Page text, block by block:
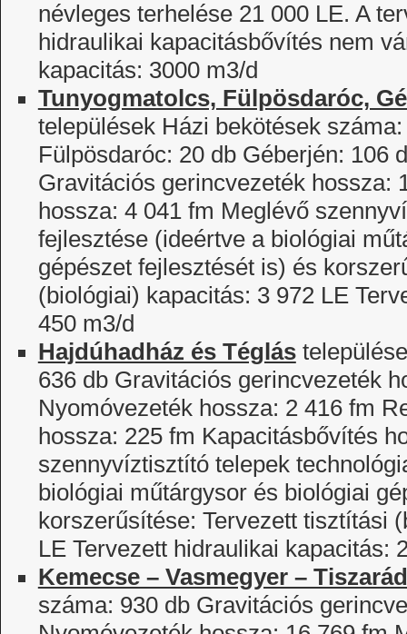
névleges terhelése 21 000 LE. A
hidraulikai kapacitásbővítés nem
kapacitás: 3000 m3/d
Tunyogmatolcs, Fülpösdaróc,
települések Házi bekötések
Fülpösdaróc: 20 db Géberjén: 106
Gravitációs gerincvezeték hossza:
hossza: 4 041 fm Meglévő
fejlesztése (ideértve a biológiai
gépészet fejlesztését is) és
(biológiai) kapacitás: 3 972 LE
450 m3/d
Hajdúhadház és Téglás
636 db Gravitációs gerincvezeték
Nyomóvezeték hossza: 2 416 fm
hossza: 225 fm Kapacitásbővítés
szennyvíztisztító telepek
biológiai műtárgysor és biológiai
korszerűsítése: Tervezett tisztítási
LE Tervezett hidraulikai kapacitás:
Kemecse – Vasmegyer – Tiszarád
száma: 930 db Gravitációs